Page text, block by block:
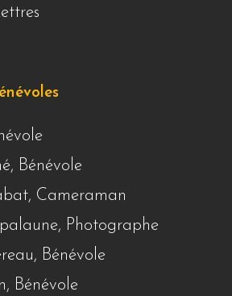
Bénévole
Cameraman
Photographe
Bénévole
Bénévole